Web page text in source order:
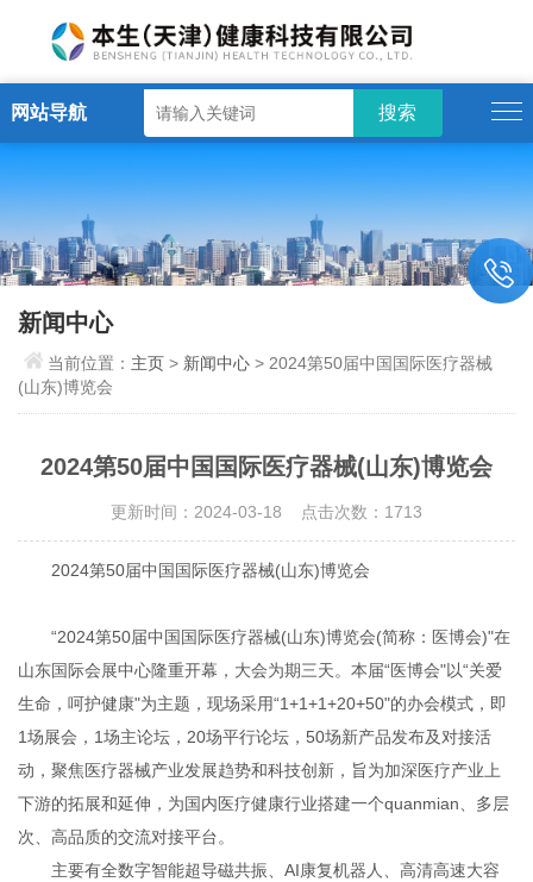
网站导航
新闻中心
当前位置： 主页 > 新闻中心 > 2024第50届中国国际医疗器械
(山东)博览会
2024第50届中国国际医疗器械(山东)博览会
更新时间：2024-03-18 点击次数：1713
2024第50届中国国际医疗器械(山东)博览会
“2024第50届中国国际医疗器械(山东)博览会(简称：医博会)"在
山东国际会展中心隆重开幕，大会为期三天。本届“医博会"以“关爱
生命，呵护健康"为主题，现场采用“1+1+1+20+50"的办会模式，即
1场展会，1场主论坛，20场平行论坛，50场新产品发布及对接活
动，聚焦医疗器械产业发展趋势和科技创新，旨为加深医疗产业上
下游的拓展和延伸，为国内医疗健康行业搭建一个quanmian、多层
次、高品质的交流对接平台。
主要有全数字智能超导磁共振、AI康复机器人、高清高速大容